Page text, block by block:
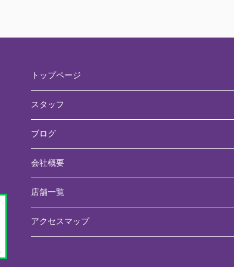
トップページ
スタッフ
ブログ
会社概要
店舗一覧
アクセスマップ